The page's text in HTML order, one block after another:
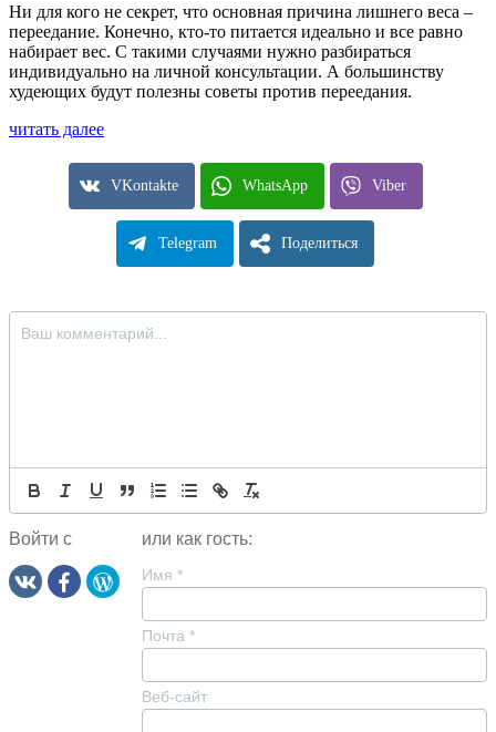
Ни для кого не секрет, что основная причина лишнего веса –
переедание. Конечно, кто-то питается идеально и все равно
набирает вес. С такими случаями нужно разбираться
индивидуально на личной консультации. А большинству
худеющих будут полезны советы против переедания.
читать далее
VKontakte WhatsApp Viber
Telegram Поделиться
Войти с или как гость:
Имя *
Почта *
Веб-сайт